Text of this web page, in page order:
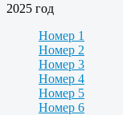
2025 год
Номер 1
Номер 2
Номер 3
Номер 4
Номер 5
Номер 6